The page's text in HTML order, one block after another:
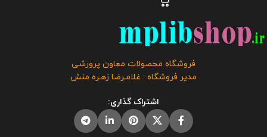
فروشگاه محصولات معاون پرورشی
مدیر فروشگاه : غلامـرضا زهـره منش
اشتراک گذاری: